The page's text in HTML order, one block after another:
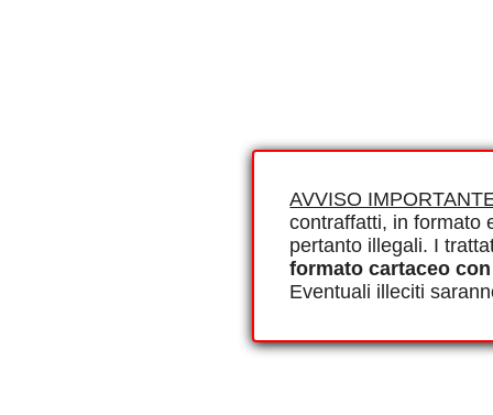
AVVISO
contraffatti, in formato
pertanto illegali. I
formato cartaceo
Eventuali illeciti